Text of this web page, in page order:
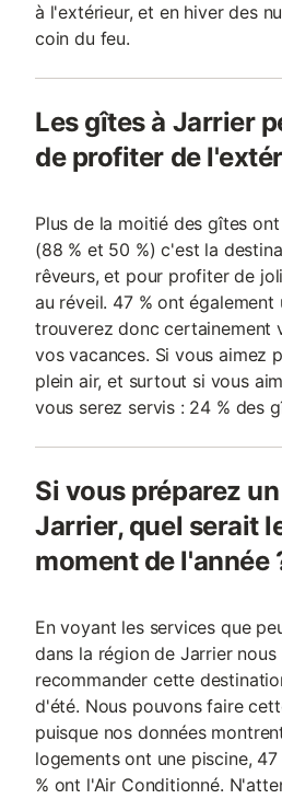
à l'extérieur, et en hiver des
coin du feu.
Les gîtes à Jarrier
de profiter de
Plus de la moitié des gîtes
(88 % et 50 %) c'est la
rêveurs, et pour profiter de
au réveil. 47 % ont également
trouverez donc certainement
vos vacances. Si vous aimez
plein air, et surtout si vous
vous serez servis : 24 % des
Si vous préparez
Jarrier, quel serait
moment de l'année
En voyant les services que
dans la région de Jarrier nous
recommander cette
d'été. Nous pouvons faire
puisque nos données
logements ont une piscine,
% ont l'Air Conditionné.